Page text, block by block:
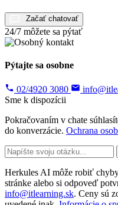
Začať chatovať
24/7 môžete sa pýtať
Pýtajte sa osobne
02/4920 3080
Sme k dispozícii
Pokračovaním v chate
do konverzácie. Ochrana
Herkules AI môže robiť
stránke alebo si odpoveď
info@itlearning.sk. Ceny sú